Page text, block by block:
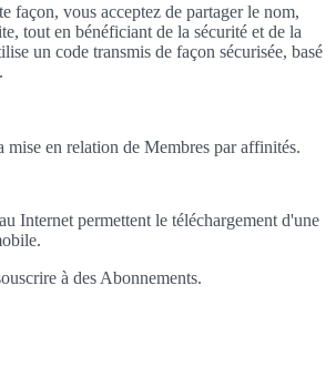
façon, vous acceptez de partager le nom,
tout en bénéficiant de la sécurité et de la
un code transmis de façon sécurisée, basé
en relation de Membres par affinités.
Internet permettent le téléchargement d'une
à des Abonnements.